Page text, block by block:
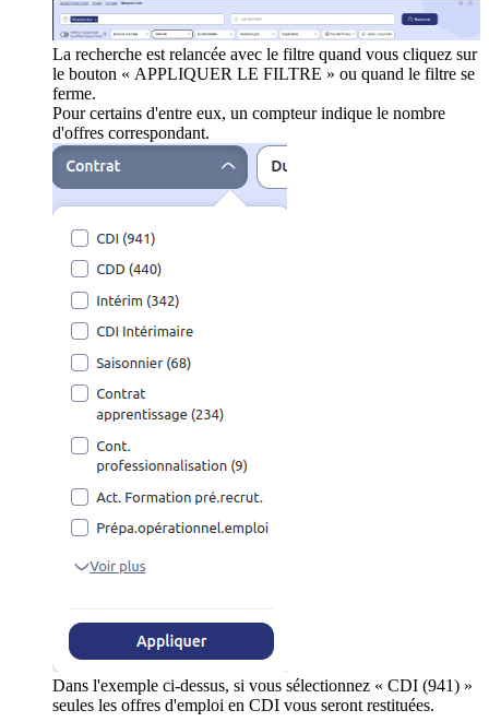
La recherche est relancée avec le filtre quand vous cliquez sur
le bouton « APPLIQUER LE FILTRE » ou quand le filtre se
ferme.
Pour certains d'entre eux, un compteur indique le nombre
d'offres correspondant.
Dans l'exemple ci-dessus, si vous sélectionnez « CDI (941) »
seules les offres d'emploi en CDI vous seront restituées.